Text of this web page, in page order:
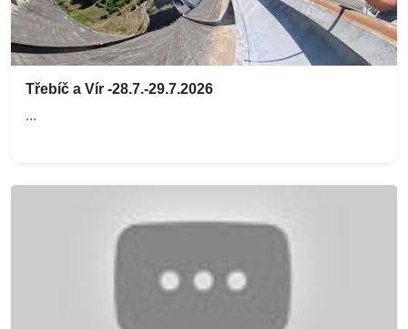
Třebíč a Vír -28.7.-29.7.2026
...